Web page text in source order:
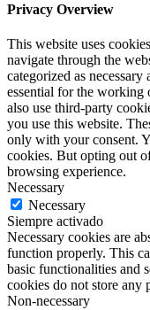
Privacy Overview
This website uses
navigate through the
categorized as
essential for the working
also use third-party
you use this website.
only with your consent.
cookies. But opting out
browsing experience.
Necessary
Necessary
Siempre activado
Necessary cookies are
function properly. This
basic functionalities and
cookies do not store any
Non-necessary